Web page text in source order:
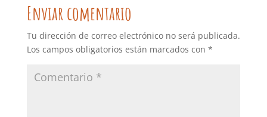
Enviar comentario
Tu dirección de correo electrónico no será publicada.
Los campos obligatorios están marcados con *